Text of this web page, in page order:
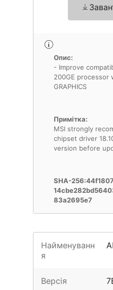
Опис:
- Improve
200GE processor
GRAPHICS
Примітка:
MSI strongly
chipset driver
version before
SHA-
83a2695e7
Найменуванн
я
Версія